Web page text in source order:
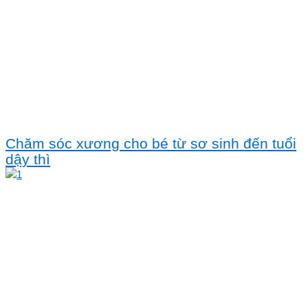
Chăm sóc xương cho bé từ sơ sinh đến tuổi
dậy thì